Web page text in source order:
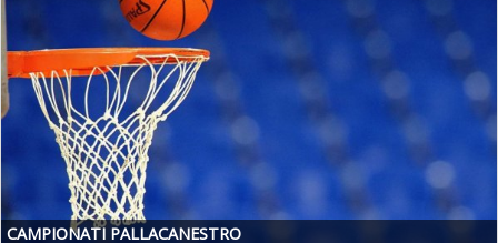
CAMPIONATI PALLACANESTRO